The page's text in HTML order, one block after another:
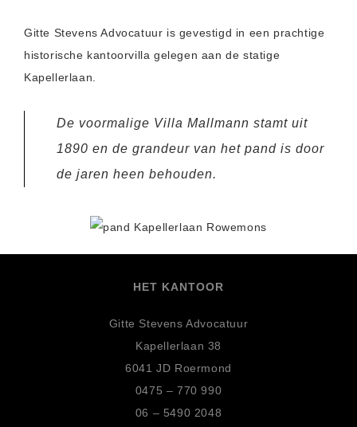
Gitte Stevens Advocatuur is gevestigd in een prachtige
historische kantoorvilla gelegen aan de statige
Kapellerlaan.
De voormalige Villa Mallmann stamt uit
1890 en de grandeur van het pand is door
de jaren heen behouden.
HET KANTOOR
Gitte Stevens Advocatuur
Kapellerlaan 38
6041 JD Roermond
0475 – 770 990
06 – 5490 2048